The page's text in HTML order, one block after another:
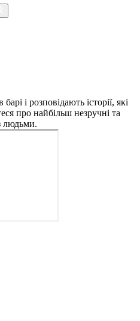
і розповідають історії, які
про найбільш незручні та
людьми.